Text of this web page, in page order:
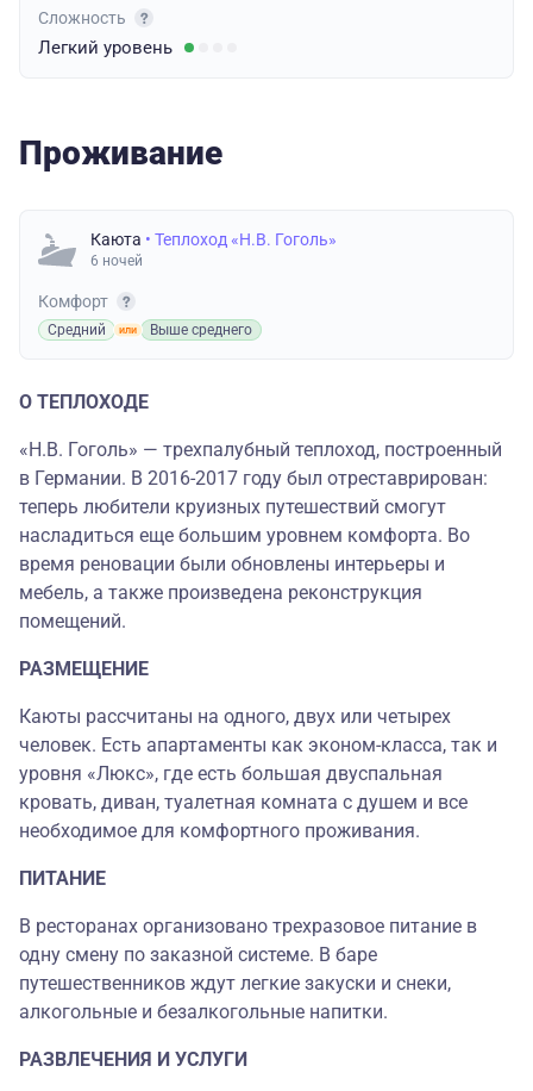
Сложность
Легкий уровень
Проживание
Каюта • Теплоход «Н.В. Гоголь»
6 ночей
Комфорт
Средний Выше среднего
О ТЕПЛОХОДЕ
«Н.В. Гоголь» — трехпалубный теплоход, построенный
в Германии. В 2016-2017 году был отреставрирован:
теперь любители круизных путешествий смогут
насладиться еще большим уровнем комфорта. Во
время реновации были обновлены интерьеры и
мебель, а также произведена реконструкция
помещений.
РАЗМЕЩЕНИЕ
Каюты рассчитаны на одного, двух или четырех
человек. Есть апартаменты как эконом-класса, так и
уровня «Люкс», где есть большая двуспальная
кровать, диван, туалетная комната с душем и все
необходимое для комфортного проживания.
ПИТАНИЕ
В ресторанах организовано трехразовое питание в
одну смену по заказной системе. В баре
путешественников ждут легкие закуски и снеки,
алкогольные и безалкогольные напитки.
РАЗВЛЕЧЕНИЯ И УСЛУГИ